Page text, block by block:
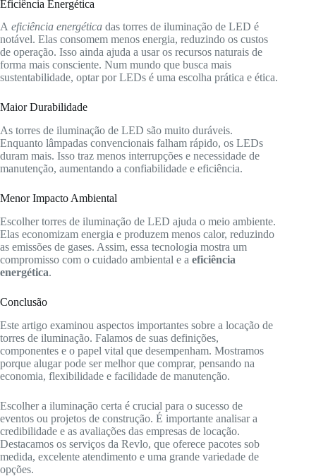
Eficiência Energética
A eficiência energética das torres de iluminação de LED é
notável. Elas consomem menos energia, reduzindo os custos
de operação. Isso ainda ajuda a usar os recursos naturais de
forma mais consciente. Num mundo que busca mais
sustentabilidade, optar por LEDs é uma escolha prática e ética.
Maior Durabilidade
As torres de iluminação de LED são muito duráveis.
Enquanto lâmpadas convencionais falham rápido, os LEDs
duram mais. Isso traz menos interrupções e necessidade de
manutenção, aumentando a confiabilidade e eficiência.
Menor Impacto Ambiental
Escolher torres de iluminação de LED ajuda o meio ambiente.
Elas economizam energia e produzem menos calor, reduzindo
as emissões de gases. Assim, essa tecnologia mostra um
compromisso com o cuidado ambiental e a eficiência
energética.
Conclusão
Este artigo examinou aspectos importantes sobre a locação de
torres de iluminação. Falamos de suas definições,
componentes e o papel vital que desempenham. Mostramos
porque alugar pode ser melhor que comprar, pensando na
economia, flexibilidade e facilidade de manutenção.
Escolher a iluminação certa é crucial para o sucesso de
eventos ou projetos de construção. É importante analisar a
credibilidade e as avaliações das empresas de locação.
Destacamos os serviços da Revlo, que oferece pacotes sob
medida, excelente atendimento e uma grande variedade de
opções.